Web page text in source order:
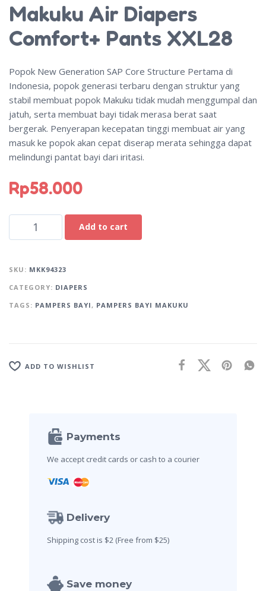
Makuku Air Diapers
Comfort+ Pants XXL28
Popok New Generation SAP Core Structure Pertama di
Indonesia, popok generasi terbaru dengan struktur yang
stabil membuat popok Makuku tidak mudah menggumpal dan
jatuh, serta membuat bayi tidak merasa berat saat
bergerak. Penyerapan kecepatan tinggi membuat air yang
masuk ke popok akan cepat diserap merata sehingga dapat
melindungi pantat bayi dari iritasi.
Rp58.000
Add to cart
a
SKU: MKK94323
CATEGORY: DIAPERS
TAGS: PAMPERS BAYI, PAMPERS BAYI MAKUKU
ADD TO WISHLIST
Payments
We accept credit cards or cash to a courier
Delivery
Shipping cost is $2 (Free from $25)
Save money